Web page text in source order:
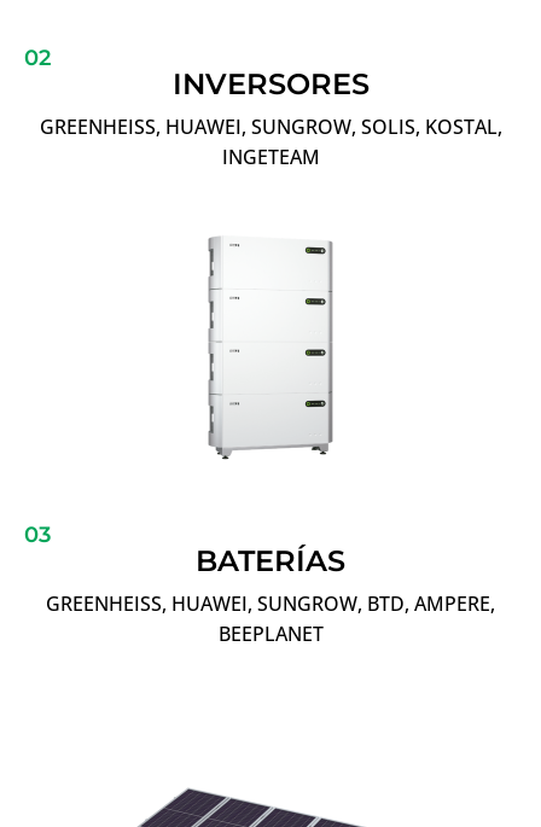
02
INVERSORES
GREENHEISS, HUAWEI, SUNGROW, SOLIS, KOSTAL,
INGETEAM
03
BATERÍAS
GREENHEISS, HUAWEI, SUNGROW, BTD, AMPERE,
BEEPLANET